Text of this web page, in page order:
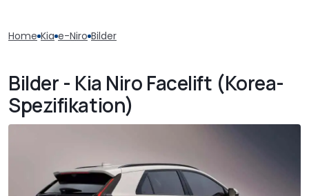
Home Kia e-Niro Bilder
Bilder - Kia Niro Facelift (Korea-
Spezifikation)